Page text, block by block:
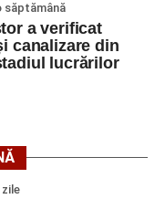
a locurilor de
la data de 4
de contact ale
LMV
TELEFON/E-
săptămână
a verificat
canalizare din
lucrărilor